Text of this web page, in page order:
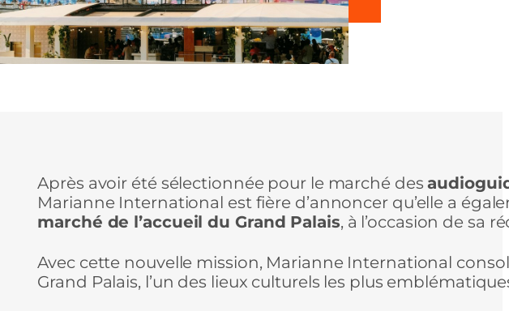
Après avoir été sélectionnée pour le marché des
Marianne International est fière d’annoncer qu’elle a
marché de l’accueil du Grand Palais, à l’occasion de sa
Avec cette nouvelle mission, Marianne International
Grand Palais, l’un des lieux culturels les plus